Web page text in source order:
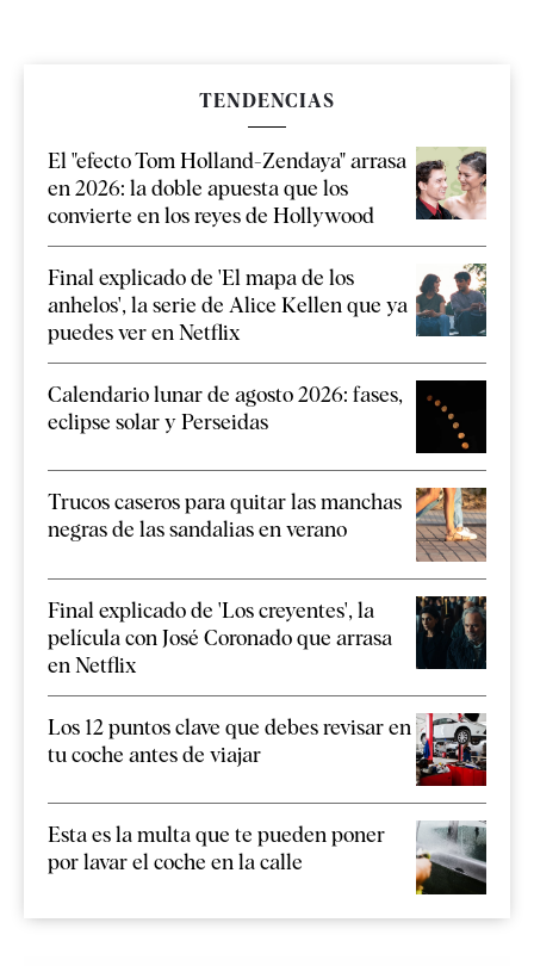
TENDENCIAS
El "efecto Tom Holland-Zendaya" arrasa
en 2026: la doble apuesta que los
convierte en los reyes de Hollywood
Final explicado de 'El mapa de los
anhelos', la serie de Alice Kellen que ya
puedes ver en Netflix
Calendario lunar de agosto 2026: fases,
eclipse solar y Perseidas
Trucos caseros para quitar las manchas
negras de las sandalias en verano
Final explicado de 'Los creyentes', la
película con José Coronado que arrasa
en Netflix
Los 12 puntos clave que debes revisar en
tu coche antes de viajar
Esta es la multa que te pueden poner
por lavar el coche en la calle